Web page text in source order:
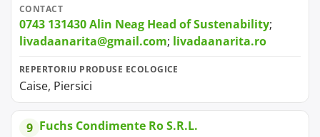
CONTACT
0743 131430 Alin Neag Head of Sustenability;
livadaanarita@gmail.com; livadaanarita.ro
REPERTORIU PRODUSE ECOLOGICE
Caise, Piersici
9 Fuchs Condimente Ro S.R.L.